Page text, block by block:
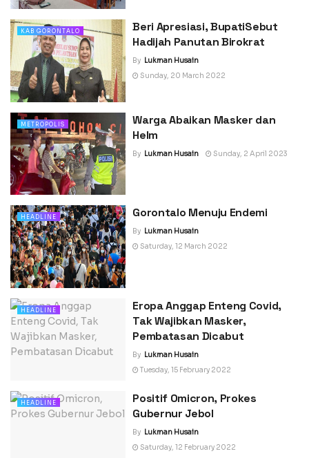
KAB GORONTALO
Beri Apresiasi, BupatiSebut
Hadijah Panutan Birokrat
By Lukman Husain
Sunday, 20 March 2022
METROPOLIS
Warga Abaikan Masker dan
Helm
By Lukman Husain Sunday, 2 April 2023
HEADLINE Gorontalo Menuju Endemi
By Lukman Husain
Saturday, 12 March 2022
HEADLINE
Eropa Anggap Enteng Covid,
Tak Wajibkan Masker,
Pembatasan Dicabut
By Lukman Husain
Tuesday, 15 February 2022
HEADLINE
Positif Omicron, Prokes
Gubernur Jebol
By Lukman Husain
Saturday, 12 February 2022